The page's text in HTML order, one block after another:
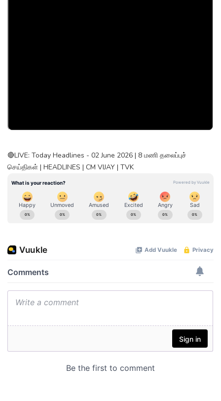
🔴LIVE: Today Headlines - 02 June 2026 | 8 மணி தலைப்புச்
செய்திகள் | HEADLINES | CM VIJAY | TVK